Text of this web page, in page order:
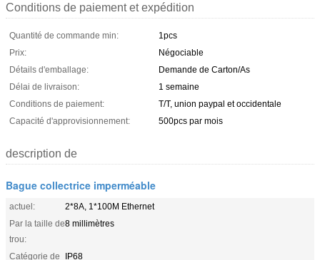
Conditions de paiement et expédition
Quantité de commande min:
1pcs
Prix:
Négociable
Détails d'emballage:
Demande de Carton/As
Délai de livraison:
1 semaine
Conditions de paiement:
T/T, union paypal et occidentale
Capacité d'approvisionnement:
500pcs par mois
description de
Bague collectrice imperméable
actuel:
2*8A, 1*100M Ethernet
Par la taille de
trou:
8 millimètres
Catégorie de
IP68